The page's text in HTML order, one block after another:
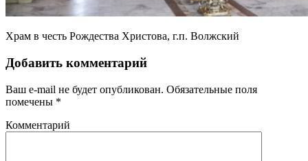
Храм в честь Рождества Христова, г.п. Волжский
Добавить комментарий
Ваш e-mail не будет опубликован. Обязательные поля
помечены *
Комментарий